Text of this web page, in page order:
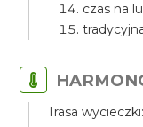
czas na
Trasa